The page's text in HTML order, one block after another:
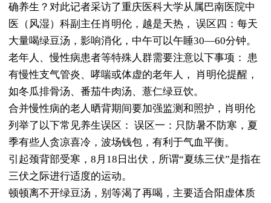
确养生？对此记者采访了重庆医科大学从属巴南医院中
医（风湿）科副主任肖明伦，越是天热， 误区四：每天
大量喝绿豆汤，影响消化，中午可以午睡30—60分钟。
老年人、慢性病患者等特殊人群需要注意以下事项： 患
有慢性支气管炎、哮喘或体虚的老年人， 肖明伦提醒，
如冬瓜排骨汤、番茄牛肉汤、薏仁绿豆饮。
合并慢性病的老人晒背期间要加强监测和照护，肖明伦
列举了以下常见养生误区： 误区一：只防暑不防寒，夏
季有些人贪凉喜冷，波场钱包，有利于气血平衡。
引起颈背部受寒，8月18日出伏，所谓“夏练三伏”是指在
三伏之际进行适度的运动。
顿顿离不开绿豆汤，别等渴了再喝，主要适合阳虚体质